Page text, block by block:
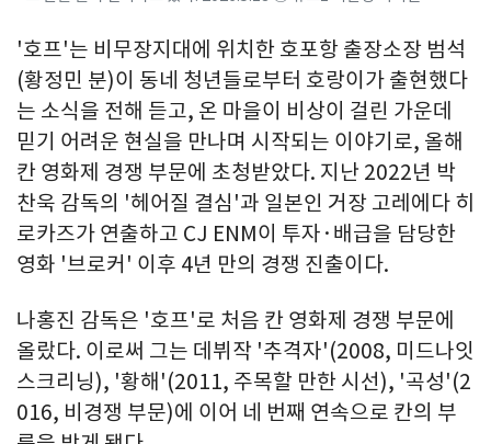
'호프'는 비무장지대에 위치한 호포항 출장소장 범석
(황정민 분)이 동네 청년들로부터 호랑이가 출현했다
는 소식을 전해 듣고, 온 마을이 비상이 걸린 가운데
믿기 어려운 현실을 만나며 시작되는 이야기로, 올해
칸 영화제 경쟁 부문에 초청받았다. 지난 2022년 박
찬욱 감독의 '헤어질 결심'과 일본인 거장 고레에다 히
로카즈가 연출하고 CJ ENM이 투자·배급을 담당한
영화 '브로커' 이후 4년 만의 경쟁 진출이다.
나홍진 감독은 '호프'로 처음 칸 영화제 경쟁 부문에
올랐다. 이로써 그는 데뷔작 '추격자'(2008, 미드나잇
스크리닝), '황해'(2011, 주목할 만한 시선), '곡성'(2
016, 비경쟁 부문)에 이어 네 번째 연속으로 칸의 부